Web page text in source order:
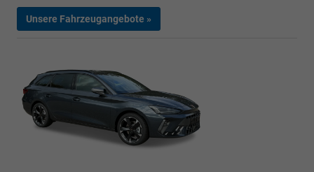
Unsere Fahrzeugangebote »